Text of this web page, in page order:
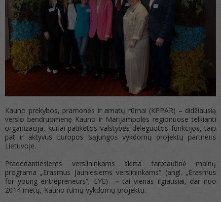
Kauno prekybos, pramonės ir amatų rūmai (KPPAR) – didžiausią
verslo bendruomenę Kauno ir Marijampolės regionuose telkianti
organizacija, kuriai patikėtos valstybės deleguotos funkcijos, taip
pat ir aktyvus Europos Sąjungos vykdomų projektų partneris
Lietuvoje.
Pradedantiesiems verslininkams skirta tarptautinė mainų
programa „Erasmus jauniesiems verslininkams“ (angl. „Erasmus
for young entrepreneurs“; EYE)
–tai vienas ilgiausiai, dar nuo
2014 metų, Kauno rūmų vykdomų projektų.